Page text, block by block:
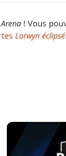
! Vous
Lorwyn éclipsé.